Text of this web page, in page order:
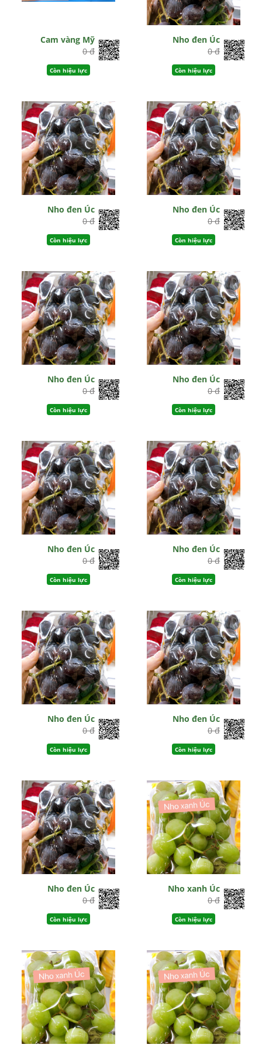
Cam vàng Mỹ
0 đ
Còn hiệu lực
Nho đen Úc
0 đ
Còn hiệu lực
Nho đen Úc
0 đ
Còn hiệu lực
Nho đen Úc
0 đ
Còn hiệu lực
Nho đen Úc
0 đ
Còn hiệu lực
Nho đen Úc
0 đ
Còn hiệu lực
Nho đen Úc
0 đ
Còn hiệu lực
Nho đen Úc
0 đ
Còn hiệu lực
Nho đen Úc
0 đ
Còn hiệu lực
Nho đen Úc
0 đ
Còn hiệu lực
Nho đen Úc
0 đ
Còn hiệu lực
Nho xanh Úc
0 đ
Còn hiệu lực